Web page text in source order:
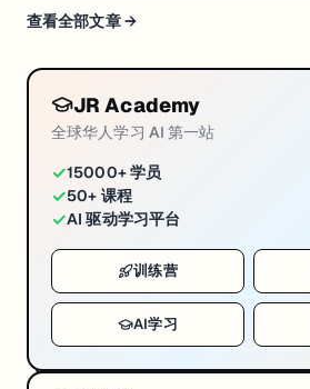
查看全部文章 →
JR Academy
全球华人学习 AI 第一站
✓15000+ 学员
✓50+ 课程
✓AI 驱动学习平台
训练营
AI学习